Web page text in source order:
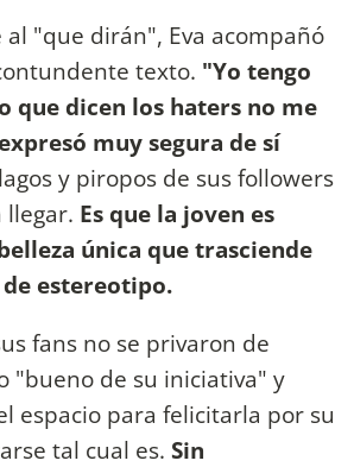
"que dirán", Eva acompañó
texto. "Yo tengo
que dicen los haters no me
muy segura de sí
y piropos de sus followers
Es que la joven es
única que trasciende
estereotipo.
fans no se privaron de
"bueno de su iniciativa" y
espacio para felicitarla por su
tal cual es. Sin